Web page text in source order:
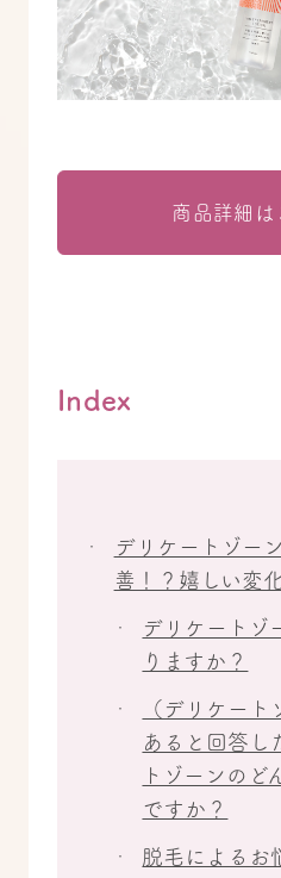
商品詳細は
Index
デリケートゾー
善！？嬉しい
デリケートゾ
りますか？
（デリケー
あると回答し
トゾーンのど
ですか？
脱毛によるお